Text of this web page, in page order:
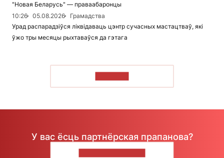
"Новая Беларусь" — праваабаронцы
10:26
05.08.2026
Грамадства
Урад распарадзіўся ліквідаваць цэнтр сучасных мастацтваў, які
ўжо тры месяцы рыхтаваўся да гэтага
У вас ёсць партнёрская прапанова?